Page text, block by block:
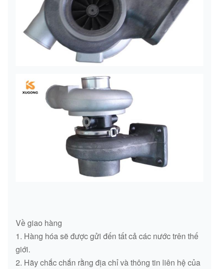
Về giao hàng
1. Hàng hóa sẽ được gửi đến tất cả các nước trên thế
giới.
2. Hãy chắc chắn rằng địa chỉ và thông tin liên hệ của